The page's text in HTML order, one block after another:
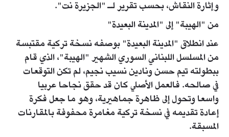
وإثارة النقاش، بحسب تقرير لـ "الجزيرة نت".
من "الهيبة" إلى "المدينة البعيدة"
عند انطلاق "المدينة البعيدة" بوصفه نسخة تركية مقتبسة
من المسلسل اللبناني السوري الشهير "الهيبة"، الذي قام
ببطولته تيم حسن ونادين نسيب نجيم، لم تكن التوقعات
في صالحه. فالعمل الأصلي كان قد حقق نجاحا عربيا
واسعا وتحول إلى ظاهرة جماهيرية، وهو ما جعل فكرة
إعادة تقديمه في نسخة تركية مغامرة محفوفة بالمقارنات
المسبقة.